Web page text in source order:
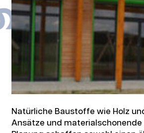
Natürliche Baustoffe wie Holz
Ansätze und